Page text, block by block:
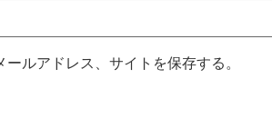
ルアドレス、サイトを保存する。